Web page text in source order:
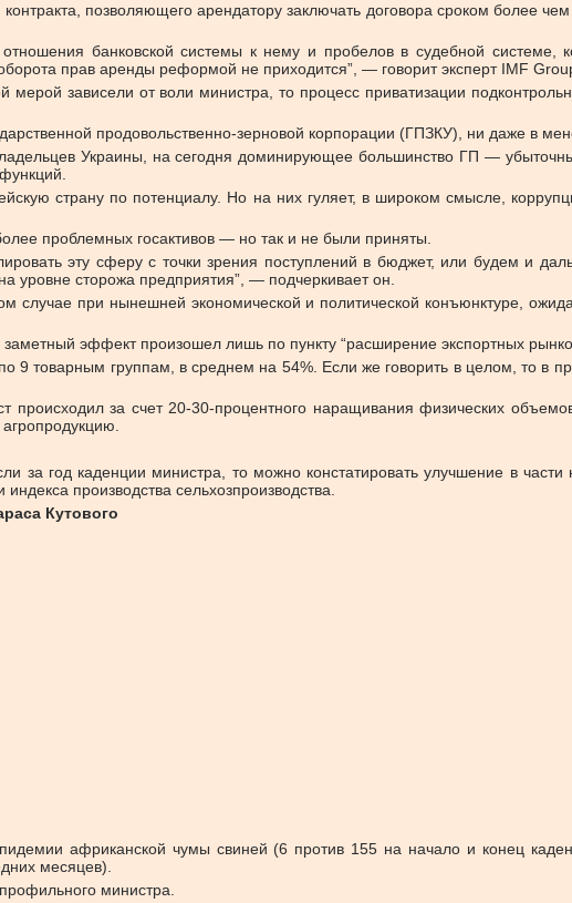
позволяющего арендатору заключать договора сроком более
банковской системы к нему и пробелов в судебной системе,
прав аренды реформой не приходится”, — говорит эксперт IMF Group
зависели от воли министра, то процесс приватизации
продовольственно-зерновой корпорации (ГПЗКУ), ни даже в
Украины, на сегодня доминирующее большинство ГП —
страну по потенциалу. Но на них гуляет, в широком смысле,
проблемных госактивов — но так и не были приняты.
эту сферу с точки зрения поступлений в бюджет, или будем и
уровне сторожа предприятия”, — подчеркивает он.
при нынешней экономической и политической конъюнктуре,
эффект произошел лишь по пункту “расширение экспортных
9 товарным группам, в среднем на 54%. Если же говорить в целом, то в
за счет 20-30-процентного наращивания физических
за год каденции министра, то можно констатировать улучшение в
производства сельхозпроизводства.
Кутового
африканской чумы свиней (6 против 155 на начало и конец
месяцев).
министра.